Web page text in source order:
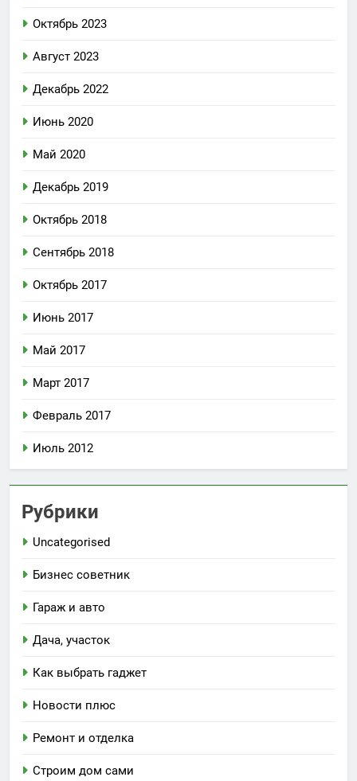
Октябрь 2023
Август 2023
Декабрь 2022
Июнь 2020
Май 2020
Декабрь 2019
Октябрь 2018
Сентябрь 2018
Октябрь 2017
Июнь 2017
Май 2017
Март 2017
Февраль 2017
Июль 2012
Рубрики
Uncategorised
Бизнес советник
Гараж и авто
Дача, участок
Как выбрать гаджет
Новости плюс
Ремонт и отделка
Строим дом сами